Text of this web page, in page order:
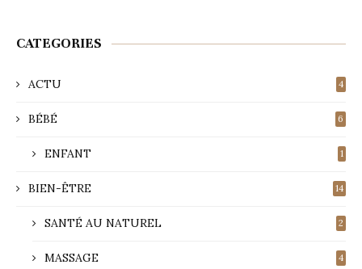
CATEGORIES
ACTU 4
BÉBÉ 6
ENFANT 1
BIEN-ÊTRE 14
SANTÉ AU NATUREL 2
MASSAGE 4